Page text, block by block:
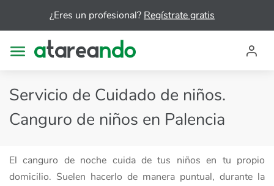
¿Eres un profesional?Regístrate gratis
Servicio de Cuidado de niños.
Canguro de niños en Palencia
El canguro de noche cuida de tus niños en tu propio
domicilio. Suelen hacerlo de manera puntual, durante la